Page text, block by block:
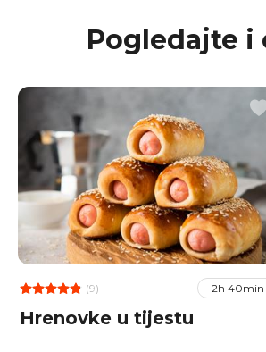
Pogledajte i
(9) 2h 40min
Hrenovke u tijestu